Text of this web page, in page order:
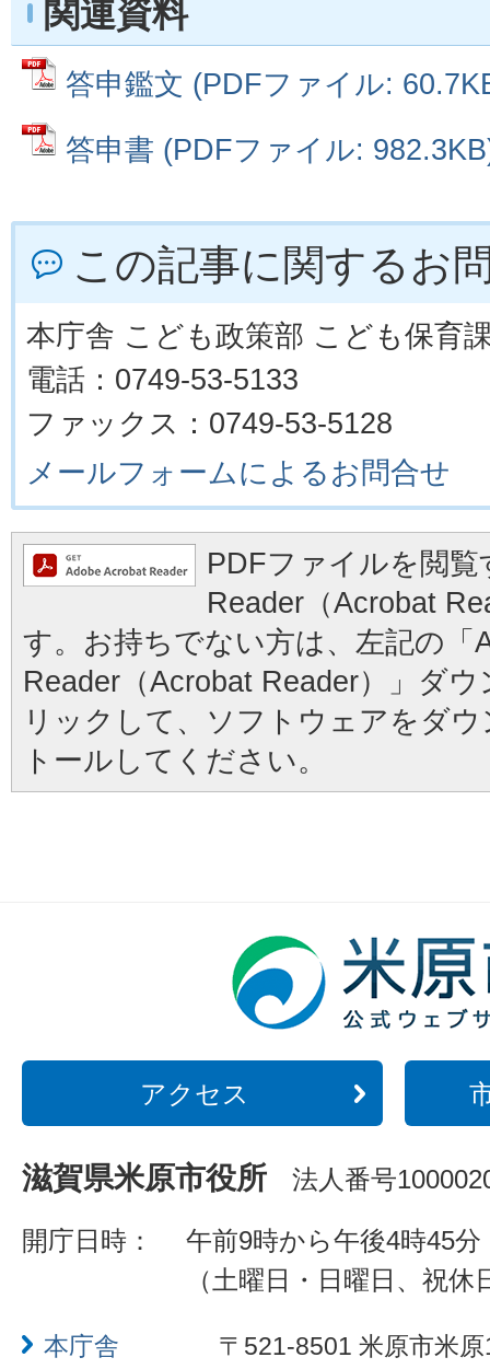
関連資料
答申鑑文 (PDFファイル:
答申書 (PDFファイル:
この記事に関するお
本庁舎 こども政策部 こども保育
電話：0749-53-5133
ファックス：0749-53-5128
メールフォームによるお問合せ
PDFファイルを閲
Reader（Acrobat
す。お持ちでない方は、左記の「
Reader（Acrobat Reader）」ダ
リックして、ソフトウェアをダ
トールしてください。
アクセス
滋賀県米原市役所 法人番号
開庁日時：
午前9時から午後4時45分
（土曜日・日曜日、祝
本庁舎 〒521-8501 米原市米